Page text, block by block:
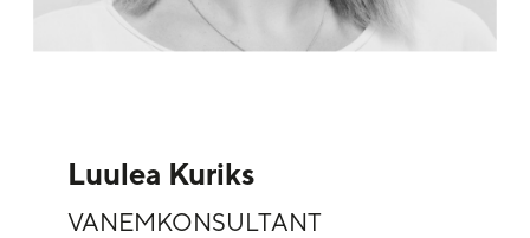
Luulea Kuriks
VANEMKONSULTANT